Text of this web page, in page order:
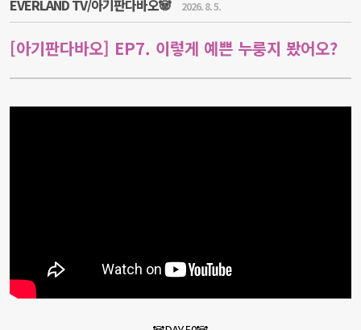
EVERLAND TV/아기판다바오🐼 2026. 8. 5.
[아기판다바오] EP7. 이렇게 예쁜 누룽지 봤어오?